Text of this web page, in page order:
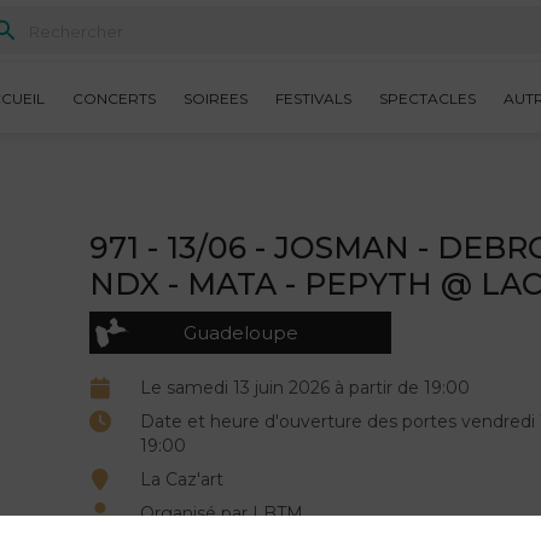
CONCERTS SOIREES FESTIVALS SPECTACLES
971 - 13/06 - JOSMAN -
NDX - MATA - PEPYTH @
Guadeloupe
Le samedi 13 juin 2026 à partir de 19:00
Date et heure d'ouverture des portes vendredi
19:00
La Caz'art
Organisé par LBTM.